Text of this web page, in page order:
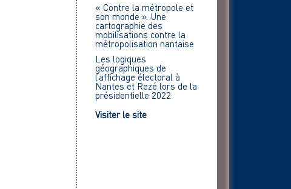
« Contre la métropole et
son monde ». Une
cartographie des
mobilisations contre la
métropolisation nantaise
Les logiques
géographiques de
l’affichage électoral à
Nantes et Rezé lors de la
présidentielle 2022
Visiter le site